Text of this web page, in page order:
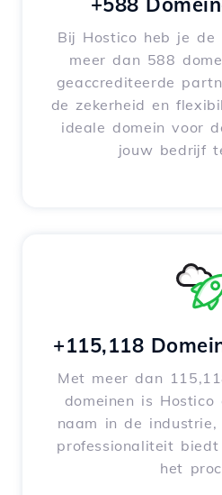
Bij Hostico heb je de
meer dan 588
geaccrediteerde
de zekerheid en
ideale domein voor
jouw bedrijf
+115,118
Met meer dan
domeinen is
naam in de
professionaliteit
het